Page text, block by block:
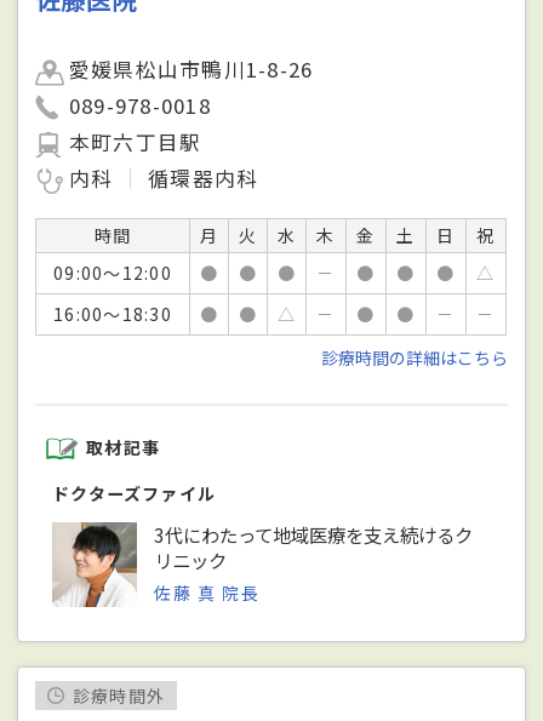
愛媛県松山市鴨川1-8-26
089-978-0018
本町六丁目駅
内科
循環器内科
時間 月 火 水 木 金 土 日
祝
09:00～12:00
● ● ● － ● ● ●
△
16:00～18:30
● ● △ － ● ● －
－
診療時間の詳細はこちら
取材記事
ドクターズファイル
3代にわたって地域医療を支え続けるク
リニック
佐藤 真 院長
診療時間外